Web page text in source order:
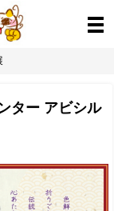
ター アビシル